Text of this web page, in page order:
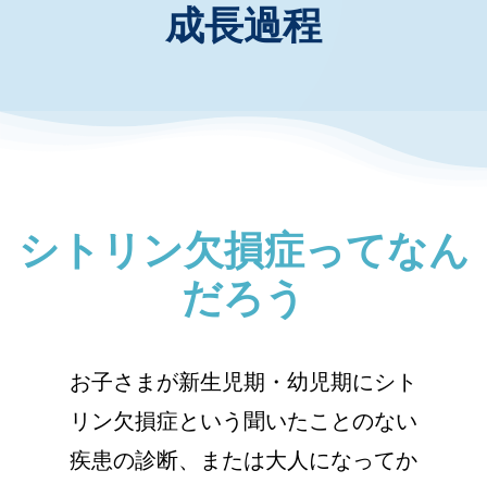
コミュニティ＆サポート成長過程
シトリン欠損症ってなん
だろう
お子さまが新生児期・幼児期にシト
リン欠損症という聞いたことのない
疾患の診断、または大人になってか